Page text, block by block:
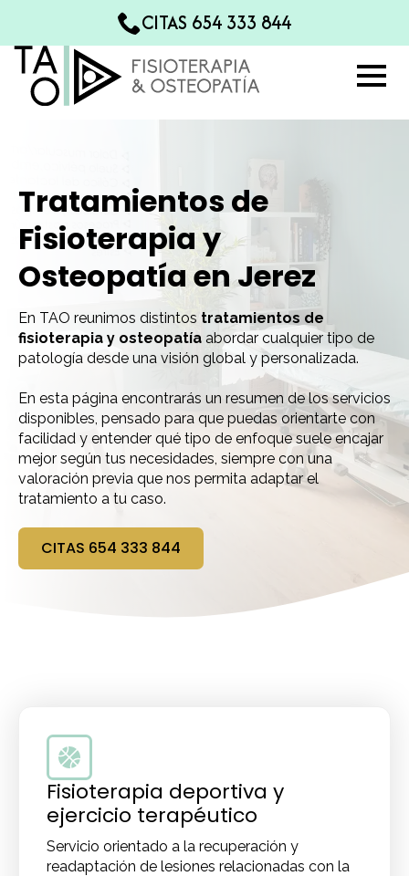
CITAS 654 333 844
Tratamientos de
Fisioterapia y
Osteopatía en Jerez
En TAO reunimos distintos tratamientos de
fisioterapia y osteopatía abordar cualquier tipo de
patología desde una visión global y personalizada.
En esta página encontrarás un resumen de los servicios
disponibles, pensado para que puedas orientarte con
facilidad y entender qué tipo de enfoque suele encajar
mejor según tus necesidades, siempre con una
valoración previa que nos permita adaptar el
tratamiento a tu caso.
CITAS 654 333 844
Fisioterapia deportiva y
ejercicio terapéutico
Servicio orientado a la recuperación y
readaptación de lesiones relacionadas con la